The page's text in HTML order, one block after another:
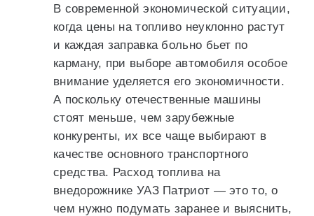
В современной экономической ситуации,
когда цены на топливо неуклонно растут
и каждая заправка больно бьет по
карману, при выборе автомобиля особое
внимание уделяется его экономичности.
А поскольку отечественные машины
стоят меньше, чем зарубежные
конкуренты, их все чаще выбирают в
качестве основного транспортного
средства. Расход топлива на
внедорожнике УАЗ Патриот — это то, о
чем нужно подумать заранее и выяснить,